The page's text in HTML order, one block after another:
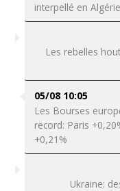
interpellé en
Les rebelles
05/08 10:05
Les Bourses
record: Paris
+0,21%
Ukraine: